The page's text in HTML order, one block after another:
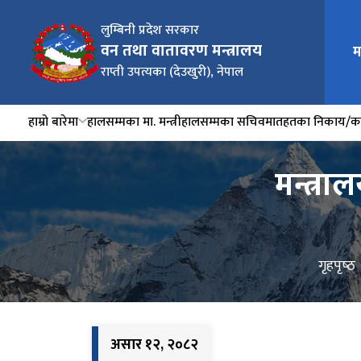
लुम्बिनी प्रदेश सरकार
वन तथा वातावरण मन्त्रालय
राप्ती उपत्यका (देउखुरी), नेपाल
हाम्रो बारेमा हालसम्मका मा. मन्त्रीहालसम्मका सचिवमातहतका निकाय/
गृहपृष्‍ठ
असार १२, २०८२